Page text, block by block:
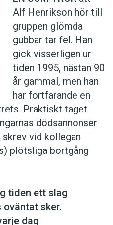
Alf Henrikson hör till
gruppen glömda
gubbar tar fel. Han
gick visserligen ur
tiden 1995, nästan 90
år gammal, men han
har fortfarande en
Praktiskt taget
dödsannonser
vid kollegan
plötsliga bortgång
tiden ett slag
sker.
dag